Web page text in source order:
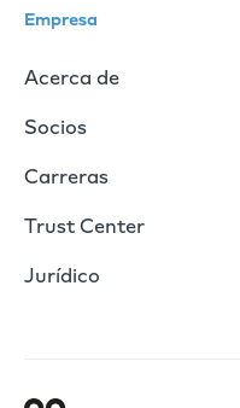
Empresa
Acerca de
Socios
Carreras
Trust Center
Jurídico